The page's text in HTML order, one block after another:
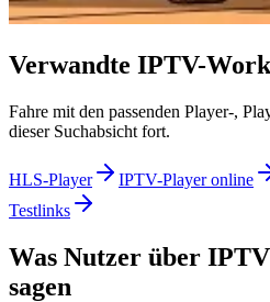
Verwandte IPTV-
Fahre mit den passenden Player-,
dieser Suchabsicht fort.
HLS-Player IPTV-Player online
Testlinks
Was Nutzer über
sagen